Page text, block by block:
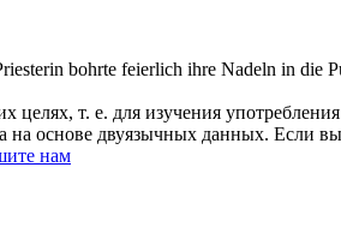
bohrte feierlich ihre Nadeln in die
т. е. для изучения
на основе двуязычных данных. Если
нам